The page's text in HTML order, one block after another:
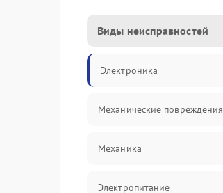
Виды неисправностей
Электроника
Механические повреждения
Механика
Электропитание